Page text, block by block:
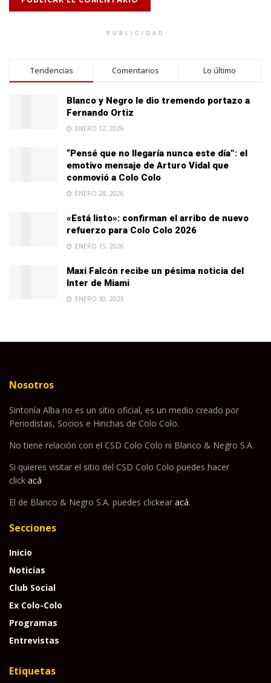
PUBLICIDAD
Tendencias Comentarios Lo último
Blanco y Negro le dio tremendo portazo a
Fernando Ortiz
ENERO 12, 2026
“Pensé que no llegaría nunca este día”: el
emotivo mensaje de Arturo Vidal que
conmovió a Colo Colo
ENERO 28, 2026
«Está listo»: confirman el arribo de nuevo
refuerzo para Colo Colo 2026
ENERO 15, 2026
Maxi Falcón recibe un pésima noticia del
Inter de Miami
ENERO 30, 2025
Nosotros
Sintonía Alba no es un sitio oficial, es un medio creado por
Periodistas, Socios e Hinchas de Colo Colo.
No tiene relación con el CSD Colo Colo ni Blanco & Negro S.A.
Si quieres visitar el sitio del CSD Colo Colo puedes hacer
click acá
El de Blanco & Negro S.A. puedes clickear acá.
Secciones
Inicio
Noticias
Club Social
Ex Colo-Colo
Programas
Entrevistas
Etiquetas